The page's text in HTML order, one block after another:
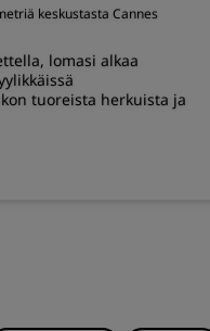
keskustasta Cannes
lomasi alkaa
tuoreista herkuista ja